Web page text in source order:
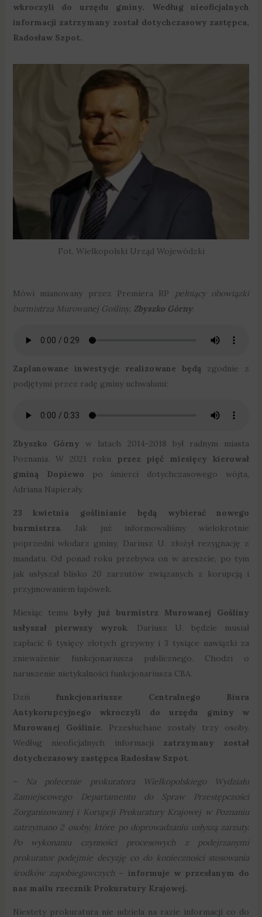
wkroczyli do urzędu gminy. Według nieoficjalnych
informacji zatrzymany został dotychczasowy zastępca,
Radosław Szpot.
Fot. Wielkopolski Urząd Wojewódzki
Mówi mianowany przez Premiera RP
pełniący obowiązki
burmistrza Murowanej Gośliny, Zbyszko Górny:
Zaplanowane inwestycje realizowane będą zgodnie z
podjętymi przez radę gminy uchwałami:
Zbyszko Górny w latach 2014-2018 był radnym miasta
Poznania. W 2021 roku przez pięć miesięcy kierował
gminą Dopiewo po śmierci dotychczasowego wójta,
Adriana Napierały.
23 kwietnia goślinianie będą wybierać nowego
burmistrza. Jak już informowaliśmy wielokrotnie
poprzedni włodarz gminy, Dariusz U. złożył rezygnację z
mandatu. Od ponad roku przebywa on w areszcie, po tym
jak usłyszał blisko 20 zarzutów związanych z korupcją i
przyjmowaniem łapówek.
Miesiąc temu były już burmistrz Murowanej Gośliny
usłyszał pierwszy wyrok. Dariusz U. będzie musiał
zapłacić 6 tysięcy złotych grzywny i 3 tysiące nawiązki za
znieważenie funkcjonariusza publicznego. Chodzi o
naruszenie nietykalności funkcjonariusza CBA.
Dziśfunkcjonariusze Centralnego Biura
Antykorupcyjnego wkroczyli do urzędu gminy w
Murowanej Goślinie. Przesłuchane zostały trzy osoby.
Według nieoficjalnych informacji zatrzymany został
dotychczasowy zastępca Radosław Szpot.
– Na polecenie prokuratora Wielkopolskiego Wydziału
Zamiejscowego Departamentu do Spraw Przestępczości
Zorganizowanej i Korupcji Prokuratury Krajowej w Poznaniu
zatrzymano 2 osoby, które po doprowadzaniu usłyszą zarzuty.
Po wykonaniu czynności procesowych z podejrzanymi
prokurator podejmie decyzję co do konieczności stosowania
środków zapobiegawczych– informuje w przesłanym do
nas mailu rzecznik Prokuratury Krajowej.
Niestety prokuratura nie udziela na razie informacji co do